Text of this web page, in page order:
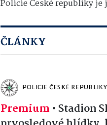
Policie České republiky
ČLÁNKY
POLICIE ČESKÉ
Premium • Stadion